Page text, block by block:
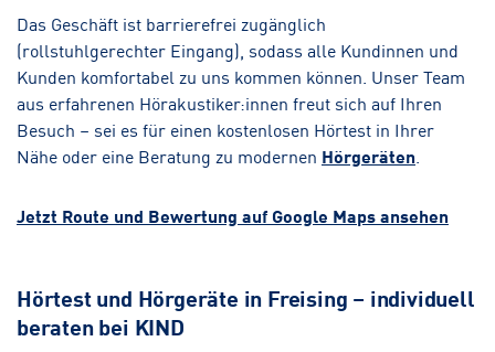
Das Geschäft ist barrierefrei zugänglich
(rollstuhlgerechter Eingang), sodass alle Kundinnen und
Kunden komfortabel zu uns kommen können. Unser Team
aus erfahrenen Hörakustiker:innen freut sich auf Ihren
Besuch – sei es für einen kostenlosen Hörtest in Ihrer
Nähe oder eine Beratung zu modernen Hörgeräten
Jetzt Route und Bewertung auf Google Maps ansehen
Hörtest und Hörgeräte in Freising – individuell
beraten bei KIND